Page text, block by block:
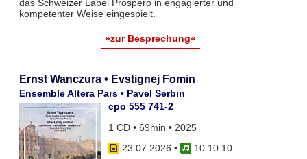
das Schweizer Label Prospero in engagierter und
kompetenter Weise eingespielt.
»zur Besprechung«
Ernst Wanczura • Evstignej Fomin
Ensemble Altera Pars • Pavel Serbin
cpo 555 741-2
1 CD • 69min • 2025
23.07.2026 •
10 10 10